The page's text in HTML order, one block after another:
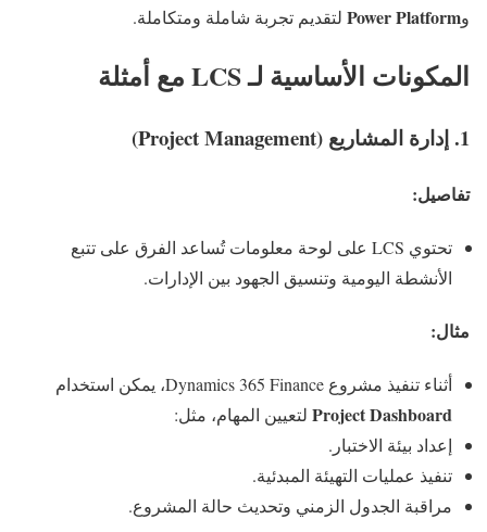
وPower Platform لتقديم تجربة شاملة ومتكاملة.
المكونات الأساسية لـ LCS مع أمثلة
1. إدارة المشاريع (Project Management)
تفاصيل:
تحتوي LCS على لوحة معلومات تُساعد الفرق على تتبع
الأنشطة اليومية وتنسيق الجهود بين الإدارات.
مثال:
أثناء تنفيذ مشروع Dynamics 365 Finance، يمكن استخدام
Project Dashboard لتعيين المهام، مثل:
إعداد بيئة الاختبار.
تنفيذ عمليات التهيئة المبدئية.
مراقبة الجدول الزمني وتحديث حالة المشروع.